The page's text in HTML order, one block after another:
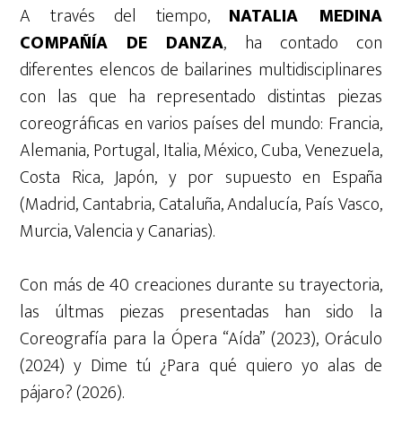
A través del tiempo, NATALIA MEDINA
COMPAÑÍA DE DANZA, ha contado con
diferentes elencos de bailarines multidisciplinares
con las que ha representado distintas piezas
coreográficas en varios países del mundo: Francia,
Alemania, Portugal, Italia, México, Cuba, Venezuela,
Costa Rica, Japón, y por supuesto en España
(Madrid, Cantabria, Cataluña, Andalucía, País Vasco,
Murcia, Valencia y Canarias).
Con más de 40 creaciones durante su trayectoria,
las últmas piezas presentadas han sido la
Coreografía para la Ópera “Aída” (2023), Oráculo
(2024) y Dime tú ¿Para qué quiero yo alas de
pájaro? (2026).